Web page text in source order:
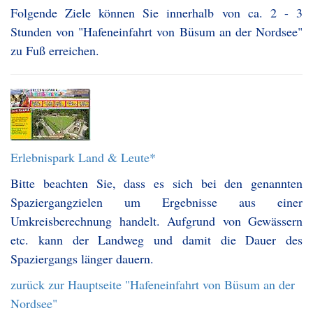
Folgende Ziele können Sie innerhalb von ca. 2 - 3
Stunden von "Hafeneinfahrt von Büsum an der Nordsee"
zu Fuß erreichen.
Erlebnispark Land & Leute*
Bitte beachten Sie, dass es sich bei den genannten
Spaziergangzielen um Ergebnisse aus einer
Umkreisberechnung handelt. Aufgrund von Gewässern
etc. kann der Landweg und damit die Dauer des
Spaziergangs länger dauern.
zurück zur Hauptseite "Hafeneinfahrt von Büsum an der
Nordsee"